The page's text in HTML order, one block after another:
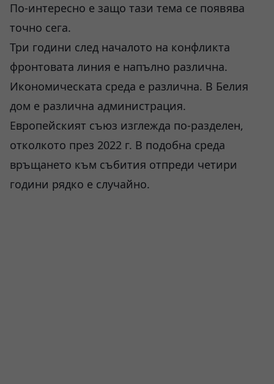
По-интересно е защо тази тема се появява
точно сега.
Три години след началото на конфликта
фронтовата линия е напълно различна.
Икономическата среда е различна. В Белия
дом е различна администрация.
Европейският съюз изглежда по-разделен,
отколкото през 2022 г. В подобна среда
връщането към събития отпреди четири
години рядко е случайно.